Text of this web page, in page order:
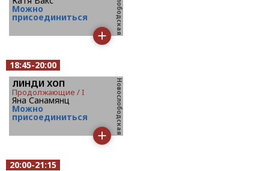
Mожно
присоединиться
18:45-20:00
ЛИНДИ ХОП
продолжающие / I
Яна Санамянц
Mожно
присоединиться
20:00-21:15